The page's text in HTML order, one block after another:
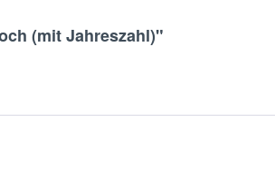
(mit Jahreszahl)"